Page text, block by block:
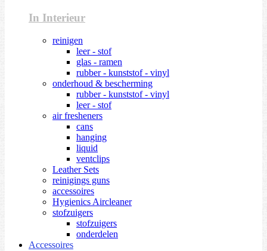
In Interieur
reinigen
leer - stof
glas - ramen
rubber - kunststof - vinyl
onderhoud & bescherming
rubber - kunststof - vinyl
leer - stof
air fresheners
cans
hanging
liquid
ventclips
Leather Sets
reinigings guns
accessoires
Hygienics Aircleaner
stofzuigers
stofzuigers
onderdelen
Accessoires